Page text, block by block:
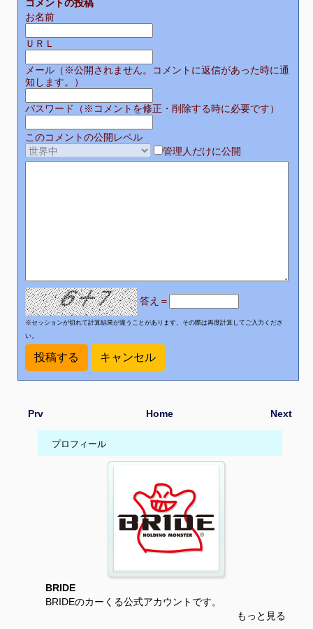
コメントの投稿
お名前
ＵＲＬ
メール（※公開されません。コメントに返信があった時に通
知します。）
パスワード（※コメントを修正・削除する時に必要です）
このコメントの公開レベル
管理人だけに公開
答え＝
※セッションが切れて計算結果が違うことがあります。その際は再度計算してご入力くださ
い。
Prv Next
Home
プロフィール
BRIDE
BRIDEのカーくる公式アカウントです。
もっと見る